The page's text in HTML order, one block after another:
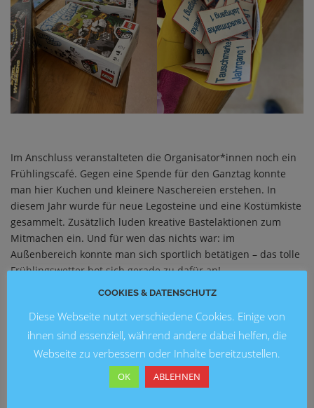
Im Anschluss veranstalteten die Organisator*innen noch ein
Frühlingscafé. Gegen eine Spende für den Ganztag konnte
man hier Kuchen und kleinere Naschereien erstehen. In
diesem Jahr wurde für neue Legosteine und eine Kostümkiste
gesammelt. Zusätzlich luden kreative Bastelaktionen zum
Mitmachen ein. Und für wen das nichts war: im
Außenbereich konnte man sich sportlich betätigen – das tolle
Frühlingswetter bot sich gerade zu dafür an!
COOKIES & DATENSCHUTZ
Diese Webseite nutzt verschiedene Cookies. Einige von
ihnen sind essenziell, während andere dabei helfen, die
Webseite zu verbessern oder Inhalte bereitzustellen.
OK ABLEHNEN